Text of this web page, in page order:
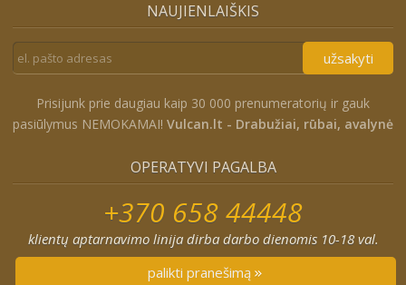
NAUJIENLAIŠKIS
užsakyti
Prisijunk prie daugiau kaip 30 000 prenumeratorių ir gauk
pasiūlymus NEMOKAMAI! Vulcan.lt - Drabužiai, rūbai, avalynė
OPERATYVI PAGALBA
+370 658 44448
klientų aptarnavimo linija dirba darbo dienomis 10-18 val.
palikti pranešimą